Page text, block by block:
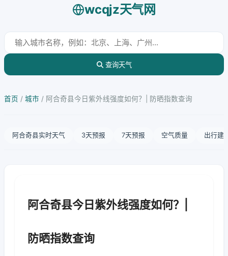
wcqjz天气网
查询天气
首页 / 城市 / 阿合奇县今日紫外线强度如何？| 防晒指数查询
阿合奇县实时天气 3天预报 7天预报 空气质量 出行建
阿合奇县今日紫外线强度如何？|
防晒指数查询